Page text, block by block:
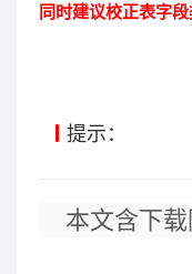
同时建议校正表字段
提示：
本文含下载